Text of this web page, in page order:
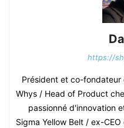
https://
Président et co-
Whys / Head of Product
passionné d'innovation
Sigma Yellow Belt / ex-